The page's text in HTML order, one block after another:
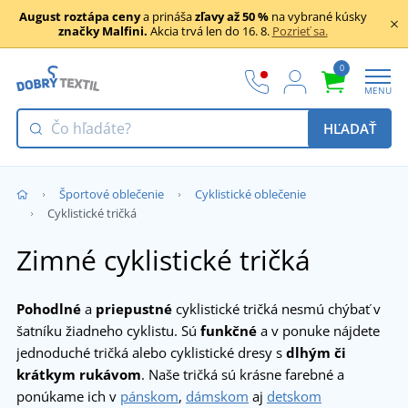
August roztápa cenya prinášazľavy až 50 %na vybrané kúsky
značky Malfini. Akcia trvá len do 16. 8. Pozrieť sa.
0
MENU
HĽADAŤ
Športové oblečenie
Cyklistické oblečenie
Cyklistické tričká
Zimné cyklistické tričká
Pohodlné a priepustné cyklistické tričká nesmú chýbať v
šatníku žiadneho cyklistu. Sú funkčné a v ponuke nájdete
jednoduché tričká alebo cyklistické dresy s dlhým či
krátkym rukávom. Naše tričká sú krásne farebné a
ponúkame ich v pánskom, dámskom aj detskom